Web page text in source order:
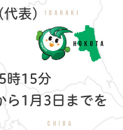
表)
時15分
ら1月3日までを